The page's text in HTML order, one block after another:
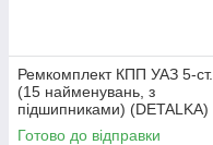
Ремкомплект КПП УАЗ 5-ст.
(15 найменувань, з
підшипниками) (DETALKA)
420.3181-1700010
Готово до відправки